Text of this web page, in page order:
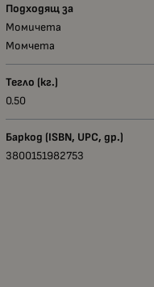
Подходящ за
Момичета
Момчета
Тегло (кг.)
0.50
Баркод (ISBN, UPC, др.)
3800151982753